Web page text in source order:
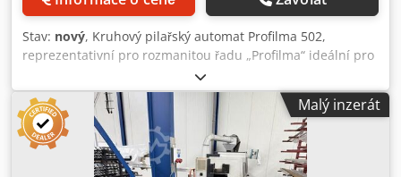
Stav: nový, Kruhový pilařský automat Profilma 502,
reprezentativní pro rozmanitou řadu „Profilma“ ideální pro
výrobu oken a fasád, automobilový průmysl, strojírenství,
fotovoltaiku/solární energii atd. • pro hliníkové a plastové
profily • plně automatické ovládání • řídicí systém Siemens
S7 s dotykovým displejem, včetně počítadla kusů •
diagnostika chyb včetně routeru IXON pro VPN připojení •
multiplikátor počtu kusů pro použití svazků materiálu •
Malý inzerát